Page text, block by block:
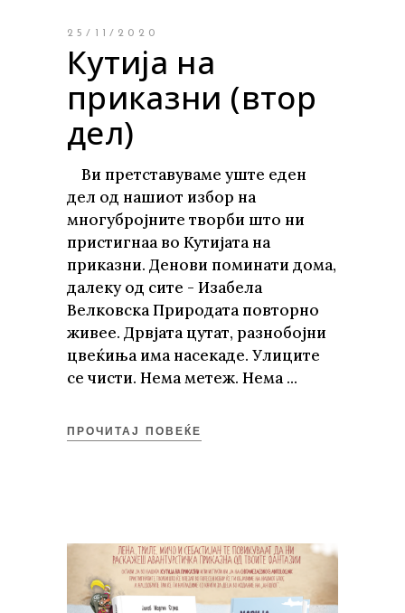
25/11/2020
Кутија на
приказни (втор
дел)
Ви претставуваме уште еден
дел од нашиот избор на
многубројните творби што ни
пристигнаа во Кутијата на
приказни. Денови поминати дома,
далеку од сите - Изабела
Велковска Природата повторно
живее. Дрвјата цутат, разнобојни
цвеќиња има насекаде. Улиците
се чисти. Нема метеж. Нема
ПРОЧИТАЈ ПОВЕЌЕ